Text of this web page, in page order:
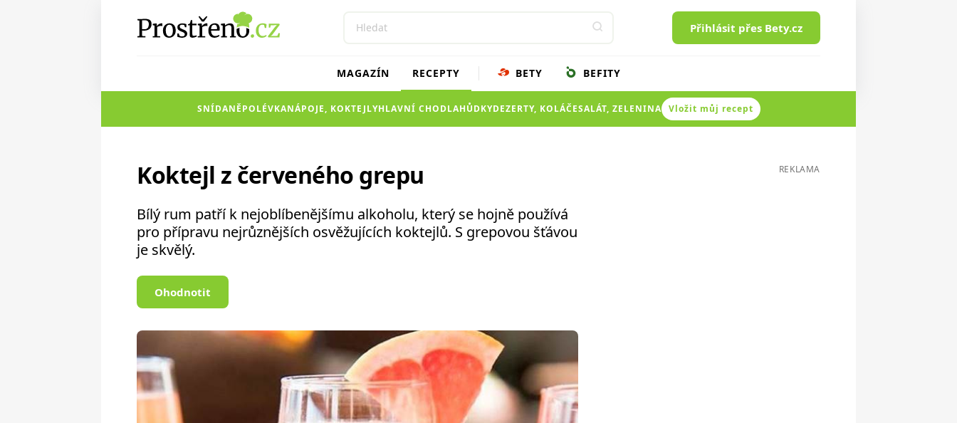
Přihlásit přes Bety.cz
MAGAZÍN RECEPTY BETY BEFITY
SNÍDANĚPOLÉVKANÁPOJE, KOKTEJLYHLAVNÍ CHODLAHŮDKYDEZERTY, KOLÁČESALÁT, ZELENINA Vložit můj recept
Koktejl z červeného grepu
Bílý rum patří k nejoblíbenějšímu alkoholu, který se hojně používá
pro přípravu nejrůznějších osvěžujících koktejlů. S grepovou šťávou
je skvělý.
Ohodnotit
REKLAMA